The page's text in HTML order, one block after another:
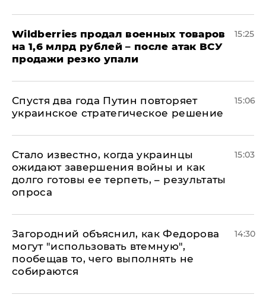
​Wildberries продал военных товаров
на 1,6 млрд рублей – после атак ВСУ
продажи резко упали
15:25
Спустя два года Путин повторяет
украинское стратегическое решение
15:06
Стало известно, когда украинцы
ожидают завершения войны и как
долго готовы ее терпеть, – результаты
опроса
15:03
Загородний объяснил, как Федорова
могут "использовать втемную",
пообещав то, чего выполнять не
собираются
14:30